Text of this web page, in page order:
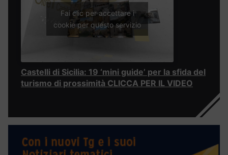
Fai clic per accettare i
cookie per questo servizio
Castelli di Sicilia: 19 ‘mini guide’ per la sfida del
turismo di prossimità CLICCA PER IL VIDEO